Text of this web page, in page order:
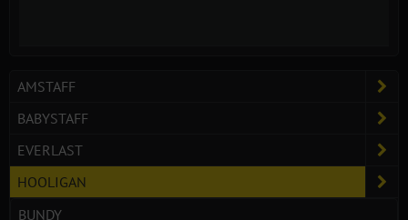
AMSTAFF
BABYSTAFF
EVERLAST
HOOLIGAN
BUNDY